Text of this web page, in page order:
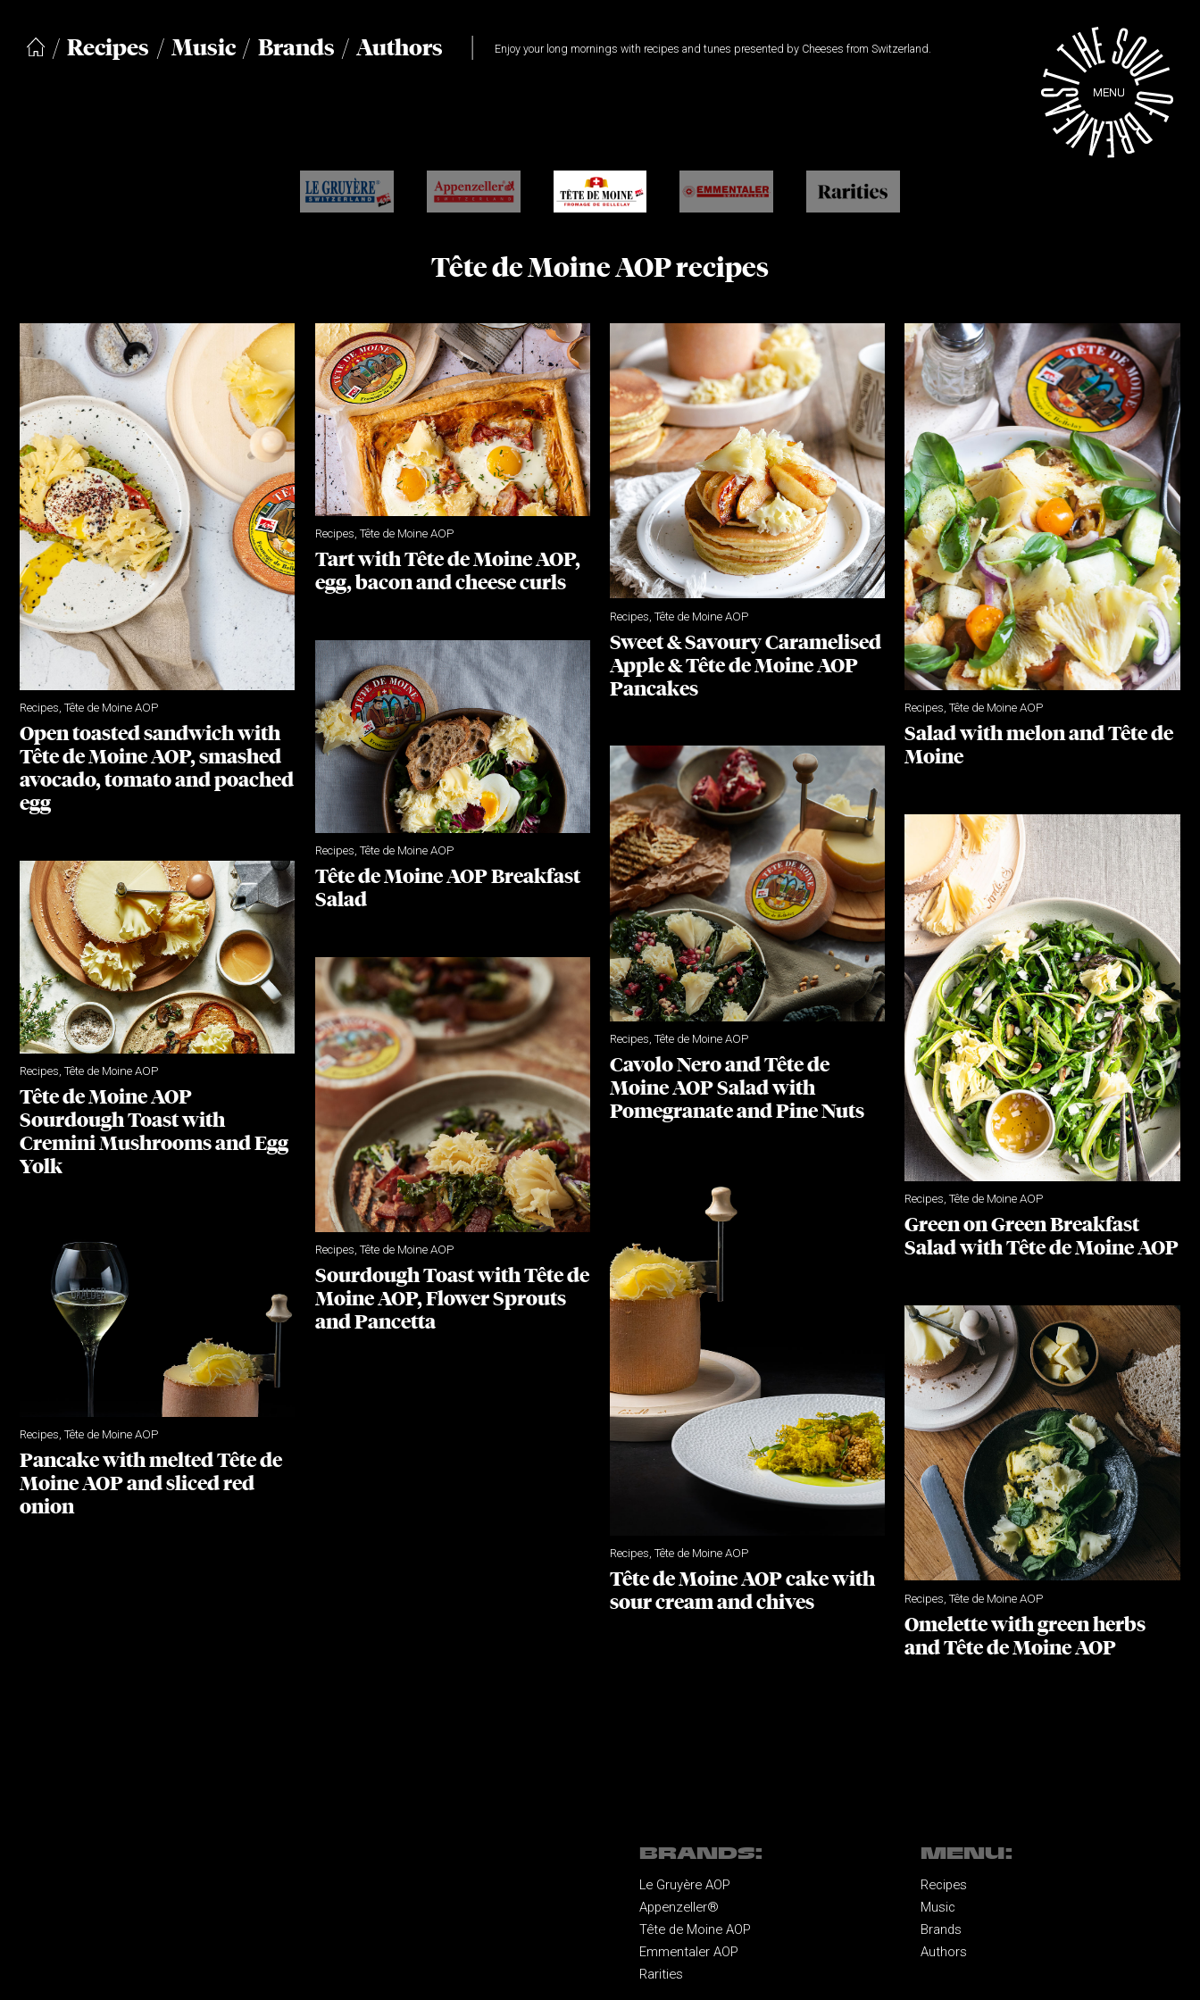
Recipes Music Brands Authors Enjoy your long mornings with recipes and tunes presented by Cheeses from Switzerland.
Tête de Moine AOP recipes
Recipes,Tête de Moine AOP
Open toasted sandwich with
Tête de Moine AOP, smashed
avocado, tomato and poached
egg
Recipes,Tête de Moine AOP
Tart with Tête de Moine AOP,
egg, bacon and cheese curls
Recipes ,Tête de Moine AOP
Sweet & Savoury Caramelised
Apple & Tête de Moine AOP
Pancakes
Recipes,Tête de Moine AOP
Salad with melon and Tête de
Moine
Recipes ,Tête de Moine AOP
Tête de Moine AOP Breakfast
Salad
Recipes ,Tête de Moine AOP
Cavolo Nero and Tête de
Moine AOP Salad with
Pomegranate and Pine Nuts
Recipes,Tête de Moine AOP
Green on Green Breakfast
Salad with Tête de Moine AOP
Recipes,Tête de Moine AOP
Tête de Moine AOP
Sourdough Toast with
Cremini Mushrooms and Egg
Yolk
Recipes,Tête de Moine AOP
Sourdough Toast with Tête de
Moine AOP, Flower Sprouts
and Pancetta
Recipes,Tête de Moine AOP
Tête de Moine AOP cake with
sour cream and chives
Recipes,Tête de Moine AOP
Pancake with melted Tête de
Moine AOP and sliced red
onion
Recipes ,Tête de Moine AOP
Omelette with green herbs
and Tête de Moine AOP
BRANDS:
Le Gruyère AOP
Appenzeller®
Tête de Moine AOP
Emmentaler AOP
Rarities
MENU:
Recipes
Music
Brands
Authors